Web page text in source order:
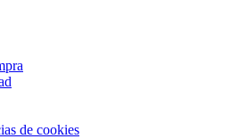
de cookies